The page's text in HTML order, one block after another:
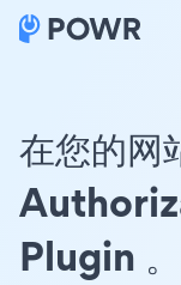
在您的
Plugin 。